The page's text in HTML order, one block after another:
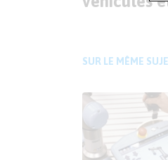
SUR LE MÊME